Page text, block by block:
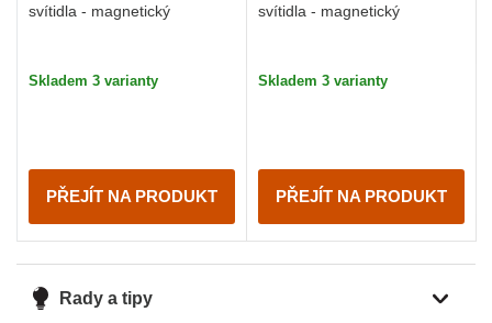
svítidla - magnetický
Skladem 3 varianty
PŘEJÍT NA PRODUKT
svítidla - magnetický
Skladem 3 varianty
PŘEJÍT NA PRODUKT
Rady a tipy